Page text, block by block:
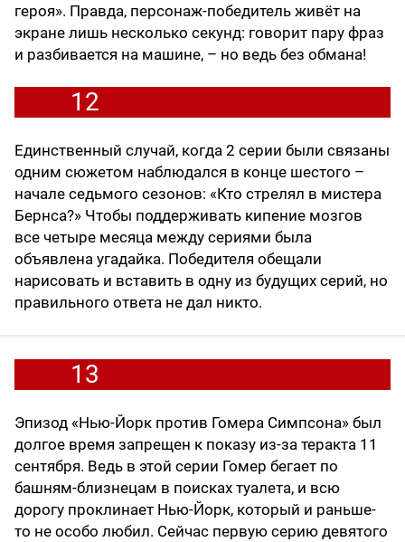
героя». Правда, персонаж-победитель живёт на
экране лишь несколько секунд: говорит пару фраз
и разбивается на машине, – но ведь без обмана!
12
Единственный случай, когда 2 серии были связаны
одним сюжетом наблюдался в конце шестого –
начале седьмого сезонов: «Кто стрелял в мистера
Бернса?» Чтобы поддерживать кипение мозгов
все четыре месяца между сериями была
объявлена угадайка. Победителя обещали
нарисовать и вставить в одну из будущих серий, но
правильного ответа не дал никто.
13
Эпизод «Нью-Йорк против Гомера Симпсона» был
долгое время запрещен к показу из-за теракта 11
сентября. Ведь в этой серии Гомер бегает по
башням-близнецам в поисках туалета, и всю
дорогу проклинает Нью-Йорк, который и раньше-
то не особо любил. Сейчас первую серию девятого